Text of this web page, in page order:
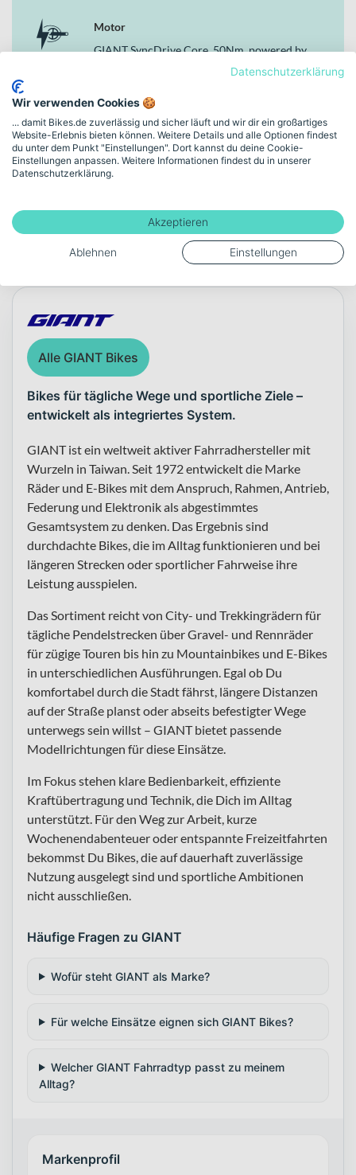
Motor
GIANT SyncDrive Core, 50Nm, powered by
Akku-Kapazität (Wh)
625
Über die Marke GIANT
Alle GIANT Bikes
Bikes für tägliche Wege und sportliche Ziele –
entwickelt als integriertes System.
GIANT ist ein weltweit aktiver Fahrradhersteller mit
Wurzeln in Taiwan. Seit 1972 entwickelt die Marke
Räder und E-Bikes mit dem Anspruch, Rahmen, Antrieb,
Federung und Elektronik als abgestimmtes
Gesamtsystem zu denken. Das Ergebnis sind
durchdachte Bikes, die im Alltag funktionieren und bei
längeren Strecken oder sportlicher Fahrweise ihre
Leistung ausspielen.
Das Sortiment reicht von City- und Trekkingrädern für
tägliche Pendelstrecken über Gravel- und Rennräder
für zügige Touren bis hin zu Mountainbikes und E-Bikes
in unterschiedlichen Ausführungen. Egal ob Du
komfortabel durch die Stadt fährst, längere Distanzen
auf der Straße planst oder abseits befestigter Wege
unterwegs sein willst – GIANT bietet passende
Modellrichtungen für diese Einsätze.
Im Fokus stehen klare Bedienbarkeit, effiziente
Kraftübertragung und Technik, die Dich im Alltag
unterstützt. Für den Weg zur Arbeit, kurze
Wochenendabenteuer oder entspannte Freizeitfahrten
bekommst Du Bikes, die auf dauerhaft zuverlässige
Nutzung ausgelegt sind und sportliche Ambitionen
nicht ausschließen.
Häufige Fragen zu GIANT
Wofür steht GIANT als Marke?
Für welche Einsätze eignen sich GIANT Bikes?
Welcher GIANT Fahrradtyp passt zu meinem
Alltag?
Markenprofil
Datenschutzerklärung
Wir verwenden Cookies 🍪
... damit Bikes.de zuverlässig und sicher läuft und wir dir ein großartiges
Website-Erlebnis bieten können. Weitere Details und alle Optionen findest
du unter dem Punkt "Einstellungen". Dort kannst du deine Cookie-
Einstellungen anpassen. Weitere Informationen findest du in unserer
Datenschutzerklärung.
Akzeptieren
Ablehnen Einstellungen